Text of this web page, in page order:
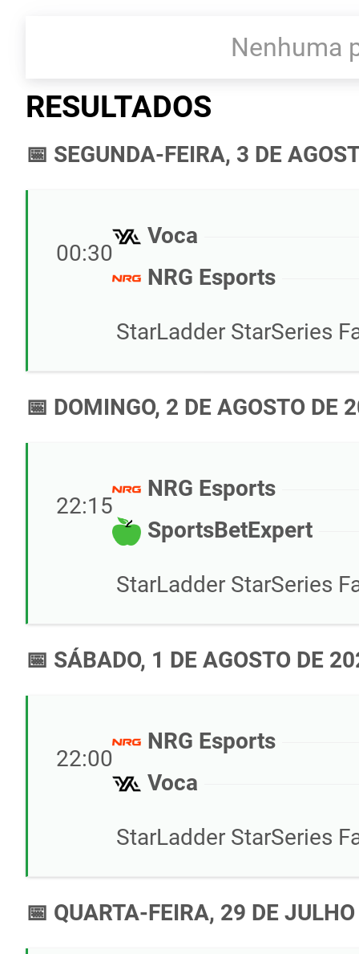
Nenhuma
RESULTADOS
📅 SEGUNDA-FEIRA, 3 DE
00:30
Voca
NRG Esports
StarLadder StarSeries
📅 DOMINGO, 2 DE AGOSTO DE
22:15
NRG Esports
SportsBetExpert
StarLadder StarSeries
📅 SÁBADO, 1 DE AGOSTO DE
22:00
NRG Esports
Voca
StarLadder StarSeries
📅 QUARTA-FEIRA, 29 DE